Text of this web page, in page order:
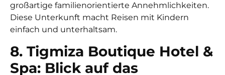
großartige familienorientierte Annehmlichkeiten.
Diese Unterkunft macht Reisen mit Kindern
einfach und unterhaltsam.
8. Tigmiza Boutique Hotel &
Spa: Blick auf das